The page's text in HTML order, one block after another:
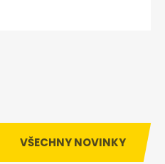
VŠECHNY NOVINKY